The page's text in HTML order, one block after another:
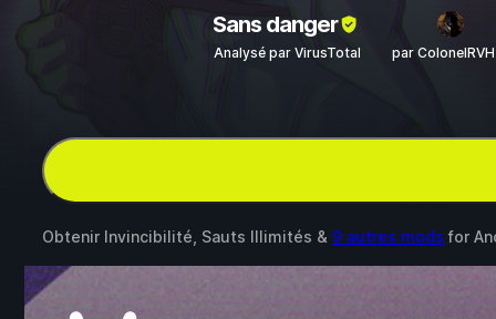
Sans danger
Analysé par VirusTotal par
Obtenir Invincibilité, Sauts Illimités & 9 autres mods for